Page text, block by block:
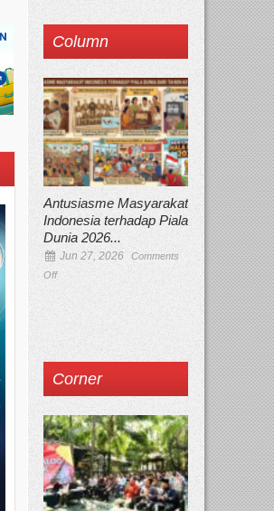
Column
Antusiasme Masyarakat
Indonesia terhadap Piala
Dunia 2026...
Jun 27, 2026
Comments
Off
Corner